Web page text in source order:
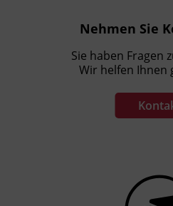
Nehmen Sie
Sie haben Fragen
Wir helfen Ihnen